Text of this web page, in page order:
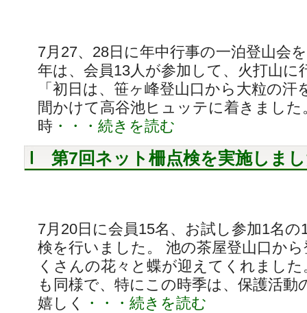
7月27、28日に年中行事の一泊登山会
年は、会員13人が参加して、火打山に
「初日は、笹ヶ峰登山口から大粒の
間かけて高谷池ヒュッテに着きました
時 ・・・続きを読む
第7回ネット柵点検を実施しま
7月20日に会員15名、お試し参加1名
検を行いました。 池の茶屋登山口か
くさんの花々と蝶が迎えてくれまし
も同様で、特にこの時季は、保護活動
嬉しく
・・・続きを読む